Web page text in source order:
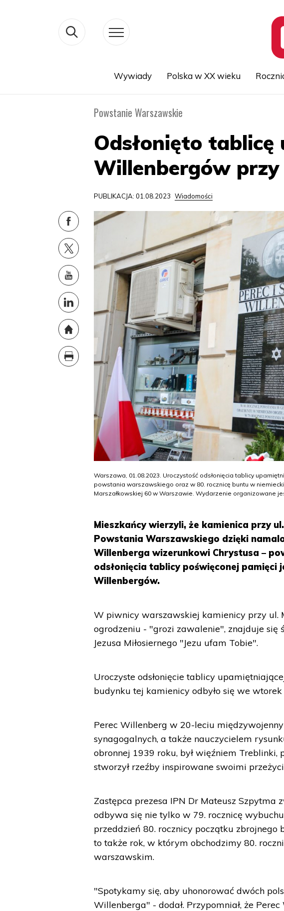
Wywiady Polska w XX wieku
Powstanie Warszawskie
Odsłonięto
Willenbergów przy
PUBLIKACJA: 01.08.2023 Wiadomości
Warszawa, 01.08.2023. Uroczystość odsłonięcia tablicy
powstania warszawskiego oraz w 80. rocznicę buntu w
Marszałkowskiej 60 w Warszawie. Wydarzenie organizowane
Mieszkańcy wierzyli, że kamienica przy
Powstania Warszawskiego dzięki
Willenberga wizerunkowi Chrystusa –
odsłonięcia tablicy poświęconej pamięci
Willenbergów.
W piwnicy warszawskiej kamienicy przy ul.
ogrodzeniu - "grozi zawalenie", znajduje się
Jezusa Miłosiernego "Jezu ufam Tobie".
Uroczyste odsłonięcie tablicy
budynku tej kamienicy odbyło się we
Perec Willenberg w 20-leciu
synagogalnych, a także nauczycielem
obronnej 1939 roku, był więźniem Treblinki,
stworzył rzeźby inspirowane swoimi
Zastępca prezesa IPN Dr Mateusz Szpytma
odbywa się nie tylko w 79. rocznicę
przeddzień 80. rocznicy początku
to także rok, w którym obchodzimy 80.
warszawskim.
"Spotykamy się, aby uhonorować dwóch
Willenberga" - dodał. Przypomniał, że